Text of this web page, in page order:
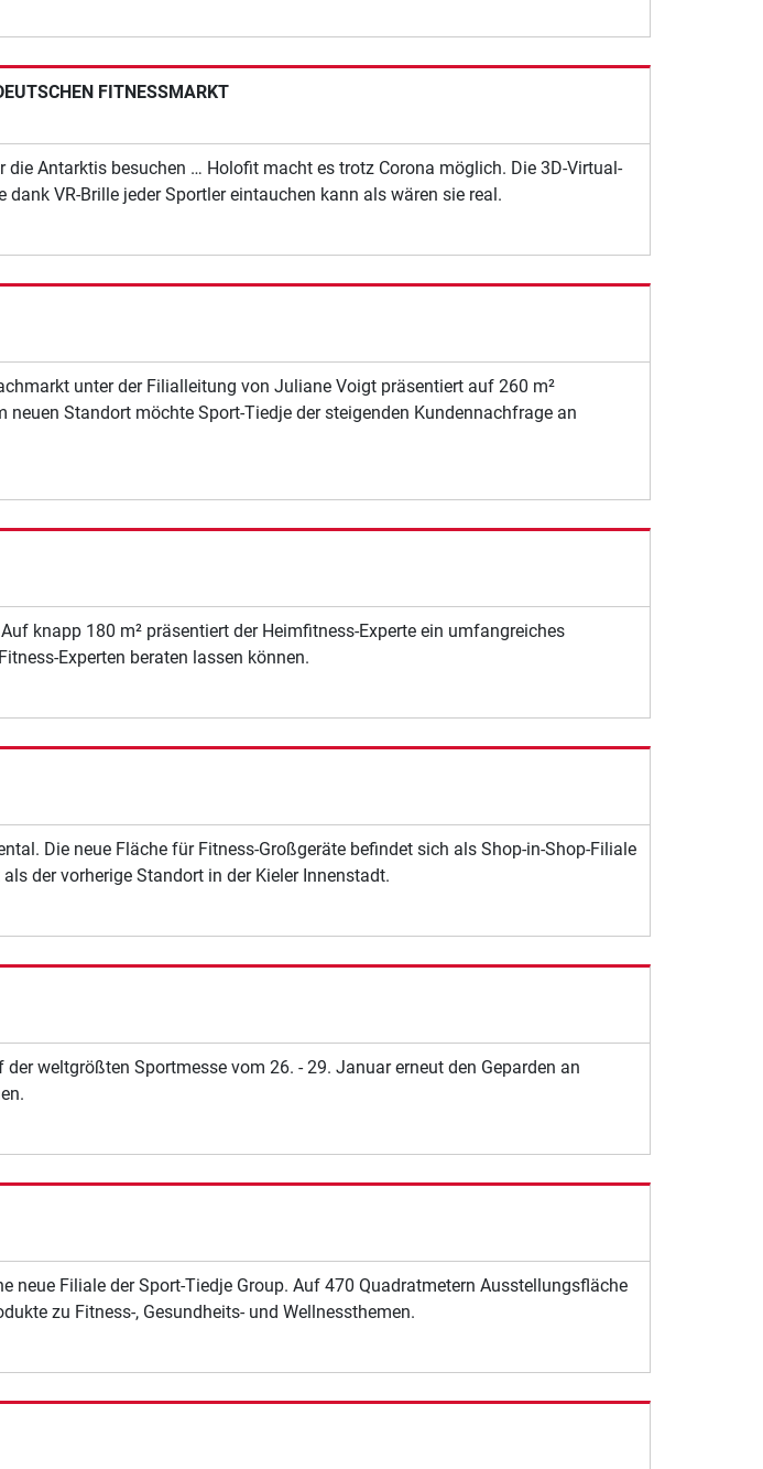
FITNESSMARKT
Antarktis besuchen … Holofit macht es trotz Corona möglich. Die 3D-Virtual-
VR-Brille jeder Sportler eintauchen kann als wären sie real.
unter der Filialleitung von Juliane Voigt präsentiert auf 260 m²
Standort möchte Sport-Tiedje der steigenden Kundennachfrage an
knapp 180 m² präsentiert der Heimfitness-Experte ein umfangreiches
Experten beraten lassen können.
Die neue Fläche für Fitness-Großgeräte befindet sich als Shop-in-Shop-Filiale
der vorherige Standort in der Kieler Innenstadt.
weltgrößten Sportmesse vom 26. - 29. Januar erneut den Geparden an
Filiale der Sport-Tiedje Group. Auf 470 Quadratmetern Ausstellungsfläche
zu Fitness-, Gesundheits- und Wellnessthemen.